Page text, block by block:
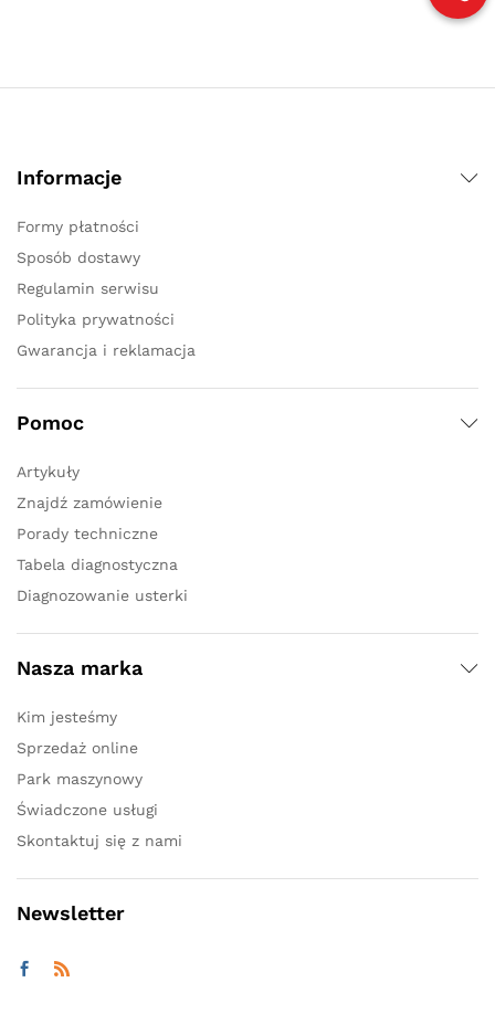
Informacje
Formy płatności
Sposób dostawy
Regulamin serwisu
Polityka prywatności
Gwarancja i reklamacja
Pomoc
Artykuły
Znajdź zamówienie
Porady techniczne
Tabela diagnostyczna
Diagnozowanie usterki
Nasza marka
Kim jesteśmy
Sprzedaż online
Park maszynowy
Świadczone usługi
Skontaktuj się z nami
Newsletter